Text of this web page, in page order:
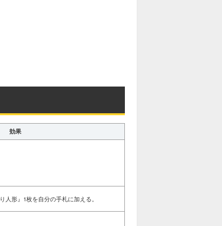
効果
人形』1枚を自分の手札に加える。